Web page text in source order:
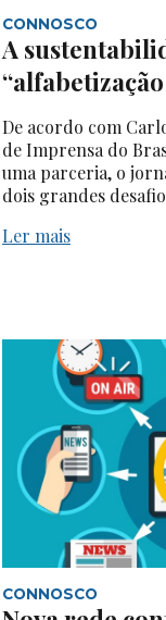
CONNOSCO
A
De acordo com
de Imprensa do
uma parceria, o
dois grandes
Ler mais
CONNOSCO